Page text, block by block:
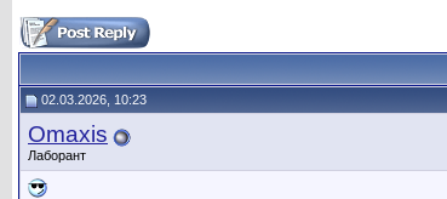
02.03.2026, 10:23
Omaxis
Лаборант